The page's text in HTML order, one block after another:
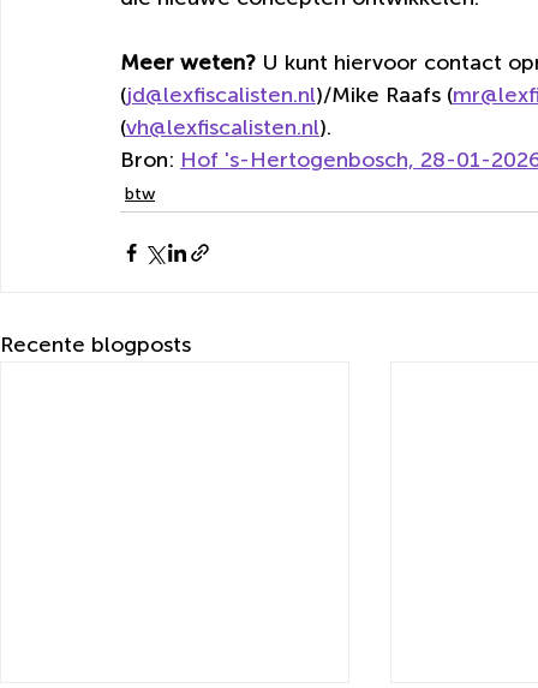
Meer weten? U kunt hiervoor contact
(jd@lexfiscalisten.nl)/Mike Raafs (
(vh@lexfiscalisten.nl).
Bron: Hof 's-Hertogenbosch, 28-01-
btw
Recente blogposts